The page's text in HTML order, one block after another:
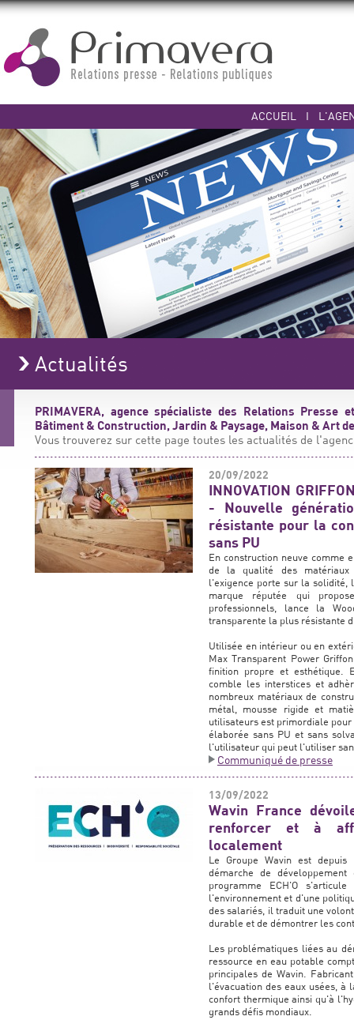
ACCUEIL I
Actualités
PRIMAVERA, agence spécialiste des Relations Presse
Bâtiment & Construction, Jardin & Paysage, Maison & Art
Vous trouverez sur cette page toutes les actualités de
20/09/2022
INNOVATION
- Nouvelle
résistante pour la
sans PU
En construction neuve comme
de la qualité des matériaux
l'exigence porte sur la
marque réputée qui
professionnels, lance la
transparente la plus résistante
Utilisée en intérieur ou en
Max Transparent Power
finition propre et esthétique.
comble les interstices et
nombreux matériaux de
métal, mousse rigide et
utilisateurs est primordiale
élaborée sans PU et sans
l'utilisateur qui peut l'utiliser
Communiqué de presse
13/09/2022
Wavin France
renforcer et à
localement
Le Groupe Wavin est
démarche de
programme ECH'O
l'environnement et d'une
des salariés, il traduit une
durable et de démontrer les
Les problématiques liées au
ressource en eau potable
principales de Wavin.
l'évacuation des eaux usées,
confort thermique ainsi qu'à
grands défis mondiaux.